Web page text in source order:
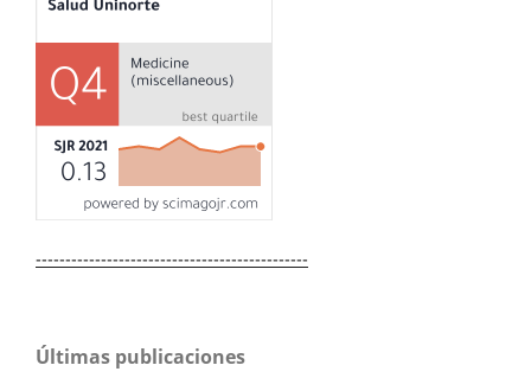
----------------------------------------------
Últimas publicaciones